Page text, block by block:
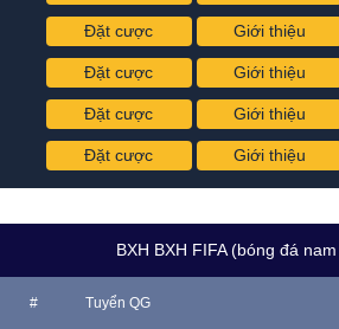
Đặt cược Giới thiệu
Đặt cược Giới thiệu
Đặt cược Giới thiệu
Đặt cược Giới thiệu
BXH BXH FIFA (bóng đá
# Tuyển QG